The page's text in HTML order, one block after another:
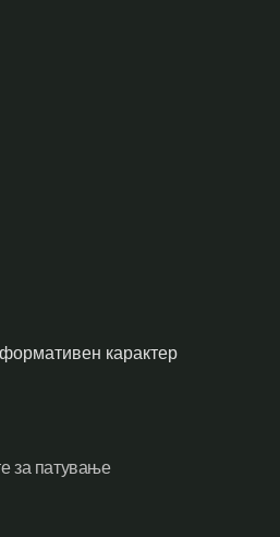
карактер
за патување